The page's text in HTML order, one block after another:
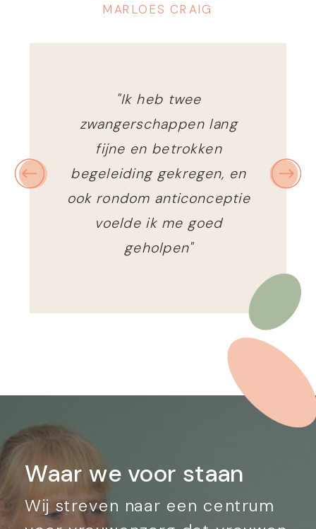
MARLOES CRAIG
"Ik heb twee
zwangerschappen lang
fijne en betrokken
begeleiding gekregen, en
ook rondom anticonceptie
voelde ik me goed
geholpen"
Waar we voor staan
Wij streven naar een centrum